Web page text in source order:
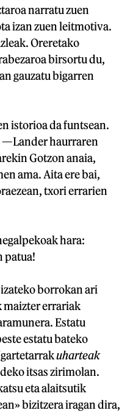
narratu zuen
izan zuen leitmotiva.
Oreretako
birsortu du,
gauzatu bigarren
istorioa da funtsean.
—Lander haurraren
Gotzon anaia,
ama. Aita ere bai,
txori errarien
hara:
patua!
borrokan ari
maizter errariak
Estatu
estatu bateko
uharteak
itsas zirimolan.
eta alaitsutik
bizitzera iragan dira,